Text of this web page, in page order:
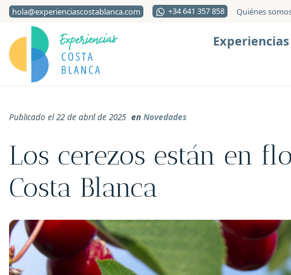
hola@experienciascostablanca.com +34 641 357 858 Quiénes
Experiencias
Publicado el 22 de abril de 2025 en Novedades
Los cerezos están en
Costa Blanca